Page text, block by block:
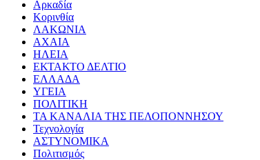
Αρκαδία
Κορινθία
ΛΑΚΩΝΙΑ
ΑΧΑΙΑ
ΗΛΕΙΑ
ΕΚΤΑΚΤΟ ΔΕΛΤΙΟ
ΕΛΛΑΔΑ
ΥΓΕΙΑ
ΠΟΛΙΤΙΚΗ
ΤΑ ΚΑΝΑΛΙΑ ΤΗΣ ΠΕΛΟΠΟΝΝΗΣΟΥ
Τεχνολογία
ΑΣΤΥΝΟΜΙΚΑ
Πολιτισμός